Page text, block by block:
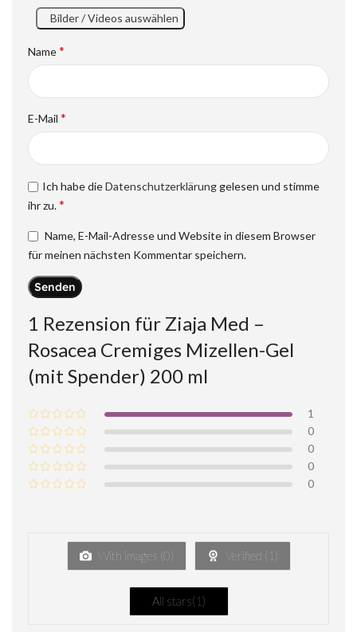
1 Rezension für Ziaja Med –
Rosacea Cremiges Mizellen-Gel
(mit Spender) 200 ml
1
0
0
0
0
With images (0) Verified ( 1 )
All stars(1)
Bilder / Videos auswählen
Name*
E-Mail *
Ich habe dieDatenschutzerklärung gelesen und stimme
ihr zu.*
Name, E-Mail-Adresse und Website in diesem Browser
für meinen nächsten Kommentar speichern.